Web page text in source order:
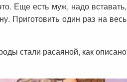
Еще есть муж, надо вставать,
Приготовить один раз на весь
стали расаяной, как описано